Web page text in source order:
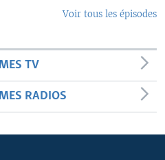
Voir tous les épisodes
TV
RADIOS